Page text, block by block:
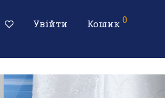
Увійти Кошик 0